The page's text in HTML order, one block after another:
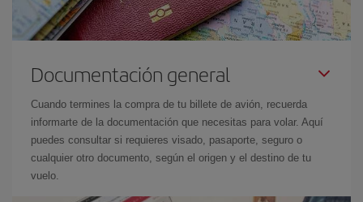
Documentación general
Cuando termines la compra de tu billete de avión, recuerda
informarte de la documentación que necesitas para volar. Aquí
puedes consultar si requieres visado, pasaporte, seguro o
cualquier otro documento, según el origen y el destino de tu
vuelo.